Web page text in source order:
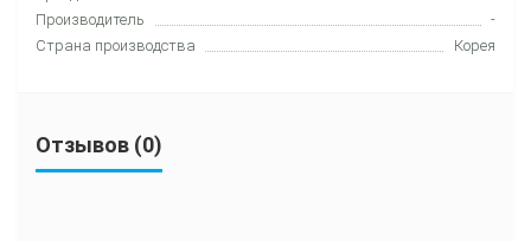
Производитель
-
Страна производства
Корея
Отзывов (0)